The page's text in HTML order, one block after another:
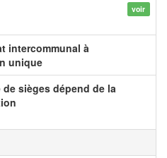
voir
intercommunal à
unique
de sièges dépend de la